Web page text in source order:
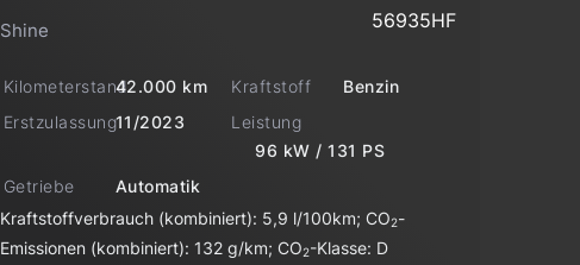
Shine 56935HF
Kilometerstand42.000 km Kraftstoff Benzin
Erstzulassung11/2023 Leistung
96 kW / 131 PS
Getriebe
Automatik
Kraftstoffverbrauch (kombiniert): 5,9 l/100km; CO2-
Emissionen (kombiniert): 132 g/km; CO2-Klasse: D